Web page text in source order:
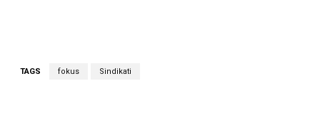
TAGS fokus Sindikati